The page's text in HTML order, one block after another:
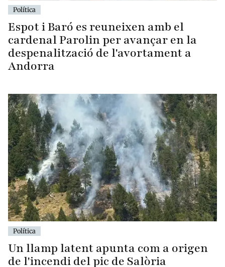
Política
Espot i Baró es reuneixen amb el
cardenal Parolin per avançar en la
despenalització de l'avortament a
Andorra
Política
Un llamp latent apunta com a origen
de l'incendi del pic de Salòria